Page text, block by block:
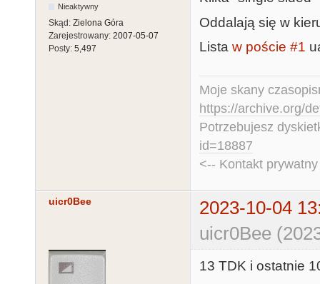
Nieaktywny
Skąd: Zielona Góra
Zarejestrowany: 2007-05-07
Posty: 5,497
Oddalają się w
Lista w poście #1
Moje skany
https://archive.org/
Potrzebujesz
id=18887
<-- Kontakt
uicr0Bee
2023-10-04
uicr0Bee
13 TDK i ostatnie